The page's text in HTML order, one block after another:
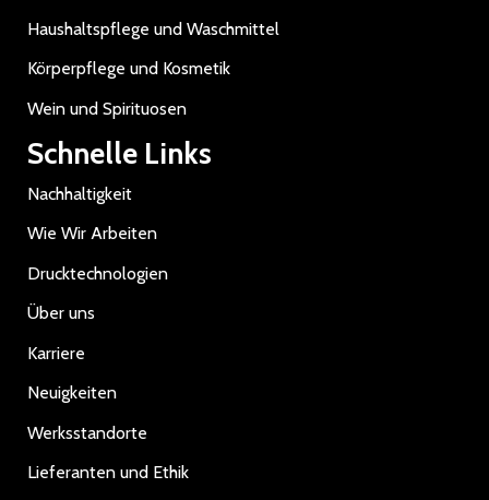
Haushaltspflege und Waschmittel
Körperpflege und Kosmetik
Wein und Spirituosen
Schnelle Links
Nachhaltigkeit
Wie Wir Arbeiten
Drucktechnologien
Über uns
Karriere
Neuigkeiten
Werksstandorte
Lieferanten und Ethik